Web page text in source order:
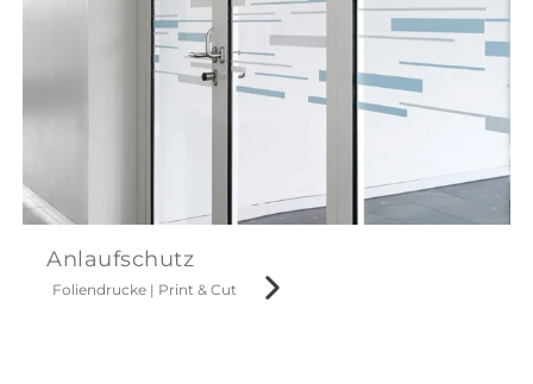
Anlaufschutz
Foliendrucke | Print & Cut